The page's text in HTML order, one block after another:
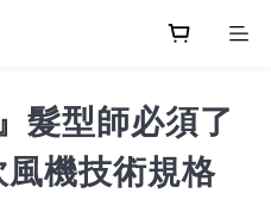
髮型師必須了
機技術規格